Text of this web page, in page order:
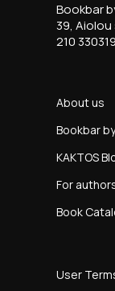
Bookbar
39, Aiolou
210
About us
Bookbar
KAKTOS
For
Book
User